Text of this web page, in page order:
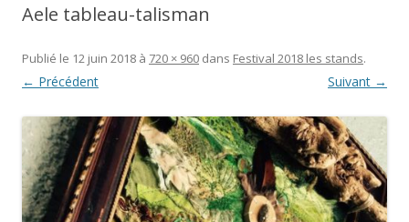
Aele tableau-talisman
Publié le 12 juin 2018 à 720 × 960 dans Festival 2018 les stands.
← Précédent Suivant →